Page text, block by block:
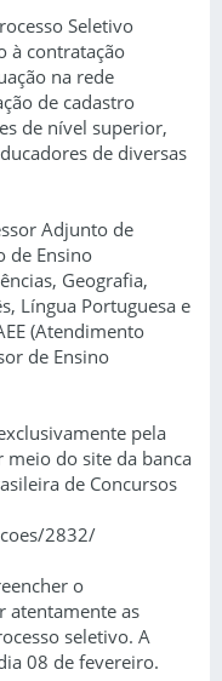
Seletivo
à contratação
na rede
de cadastro
de nível superior,
de diversas
Adjunto de
de Ensino
Geografia,
Língua Portuguesa e
(Atendimento
de Ensino
pela
do site da banca
de Concursos
2832/
o
atentamente as
seletivo. A
08 de fevereiro.